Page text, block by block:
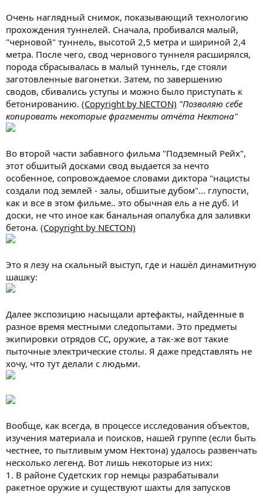
Очень наглядный снимок, показывающий технологию
прохождения туннелей. Сначала, пробивался малый,
"черновой" туннель, высотой 2,5 метра и шириной 2,4
метра. После чего, свод чернового туннеля расширялся,
порода сбрасывалась в малый туннель, где стояли
заготовленные вагонетки. Затем, по завершению
сводов, сбивались уступы и можно было приступать к
бетонированию. (Copyright by NECTON) "Позволяю себе
копировать некоторые фрагменты отчёта Нектона"
Во второй части забавного фильма "Подземный Рейх",
этот обшитый досками свод выдается за нечто
особенное, сопровождаемое словами диктора "нацисты
создали под землей - залы, обшитые дубом"... глупости,
как и все в этом фильме.. это обычная ель а не дуб. И
доски, не что иное как банальная опалубка для заливки
бетона. (Copyright by NECTON)
Это я лезу на скальный выступ, где и нашёл динамитную
шашку:
Далее экспозицию насыщали артефакты, найденные в
разное время местными следопытами. Это предметы
экипировки отрядов СС, оружие, а так-же вот такие
пыточные электрические столы. Я даже представлять не
хочу, что тут делали с людьми.
Вообще, как всегда, в процессе исследования объектов,
изучения материала и поисков, нашей группе (если быть
честнее, то пытливым умом Нектона) удалось развенчать
несколько легенд. Вот лишь некоторые из них:
1. В районе Судетских гор немцы разрабатывали
ракетное оружие и существуют шахты для запусков